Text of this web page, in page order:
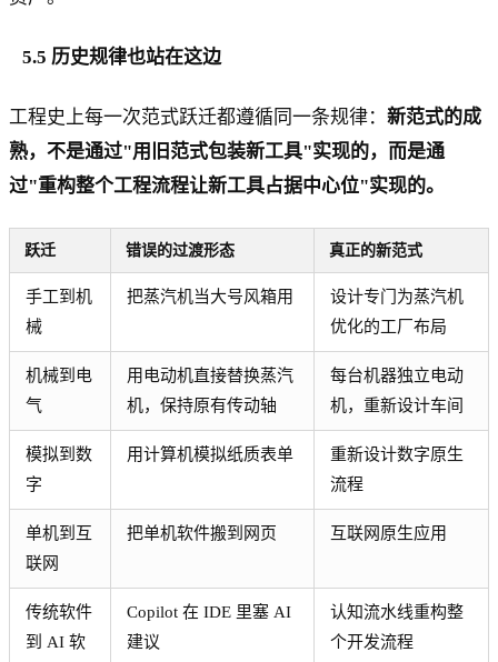
5.5 历史规律也站在这边
工程史上每一次范式跃迁都遵循同一条规律： 新范式的成
熟，不是通过"用旧范式包装新工具"实现的，而是通
过"重构整个工程流程让新工具占据中心位"实现的。
跃迁 错误的过渡形态 真正的新范式
手工到机
械
把蒸汽机当大号风箱用
设计专门为蒸汽机
优化的工厂布局
机械到电
气
用电动机直接替换蒸汽
机，保持原有传动轴
每台机器独立电动
机，重新设计车间
模拟到数
字
用计算机模拟纸质表单
重新设计数字原生
流程
单机到互
联网
把单机软件搬到网页 互联网原生应用
传统软件
到 AI 软
Copilot 在 IDE 里塞 AI
建议
认知流水线重构整
个开发流程